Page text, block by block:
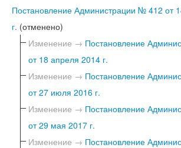
Постановление Администрации № 412 от
г. (отменено)
Изменение → Постановление
от 18 апреля 2014 г.
Изменение → Постановление
от 27 июля 2016 г.
Изменение → Постановление
от 29 мая 2017 г.
Изменение → Постановление